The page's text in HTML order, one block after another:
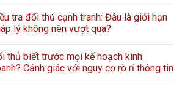
tra đối thủ cạnh tranh: Đâu là giới hạn
lý không nên vượt qua?
thủ biết trước mọi kế hoạch kinh
Cảnh giác với nguy cơ rò rỉ thông tin